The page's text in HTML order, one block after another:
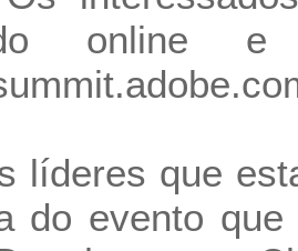
online e
líderes que
do evento